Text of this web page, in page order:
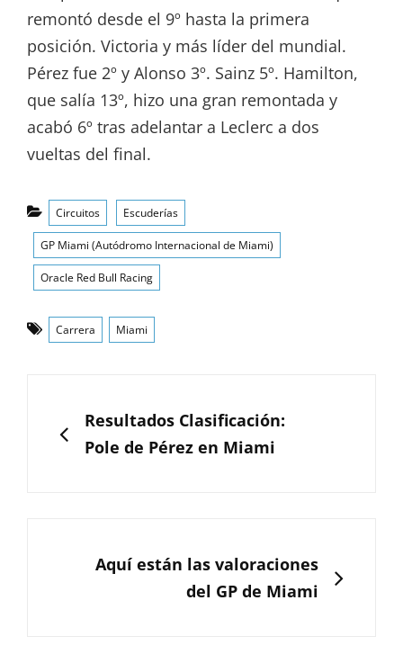
remontó desde el 9º hasta la primera
posición. Victoria y más líder del mundial.
Pérez fue 2º y Alonso 3º. Sainz 5º. Hamilton,
que salía 13º, hizo una gran remontada y
acabó 6º tras adelantar a Leclerc a dos
vueltas del final.
Categorías
Circuitos Escuderías
GP Miami (Autódromo Internacional de Miami)
Oracle Red Bull Racing
Etiquetas
Carrera Miami
entradas
ANTERIOR
Resultados Clasificación:
Pole de Pérez en Miami
SIGUIENTE
Aquí están las valoraciones
del GP de Miami